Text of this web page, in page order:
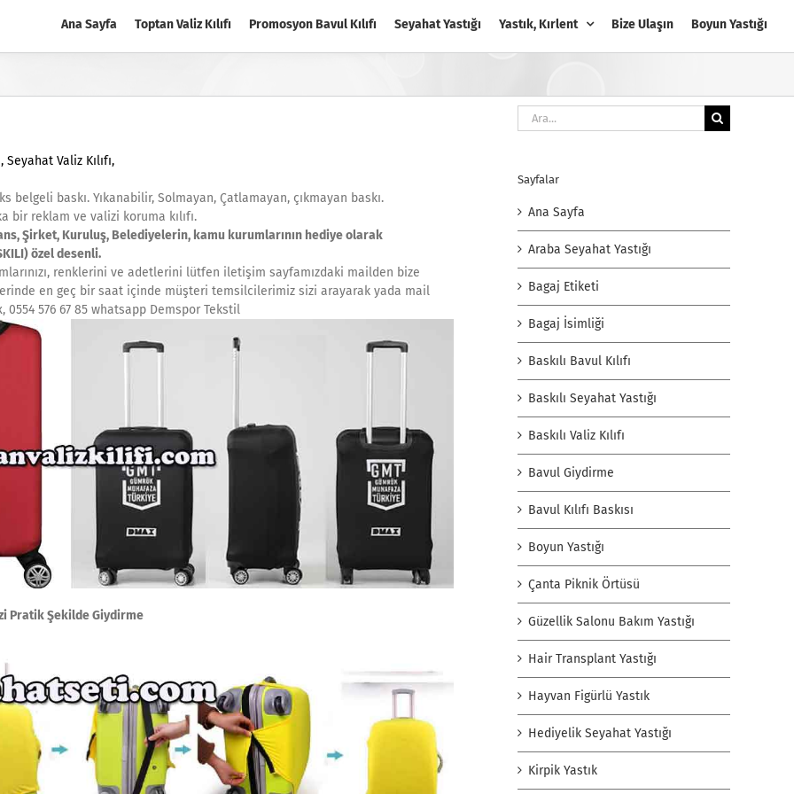
Ana Sayfa Toptan Valiz Kılıfı Promosyon Bavul Kılıfı Seyahat Yastığı Yastık, Kırlent Bize Ulaşın Boyun Yastığı
Seyahat Valiz Kılıfı,
belgeli baskı. Yıkanabilir, Solmayan, Çatlamayan, çıkmayan baskı.
bir reklam ve valizi koruma kılıfı.
Şirket, Kuruluş, Belediyelerin, kamu kurumlarının hediye olarak
özel desenli.
renklerini ve adetlerini lütfen iletişim sayfamızdaki mailden bize
en geç bir saat içinde müşteri temsilcilerimiz sizi arayarak yada mail
0554 576 67 85 whatsapp Demspor Tekstil
Pratik Şekilde Giydirme
Ara:
Sayfalar
Ana Sayfa
Araba Seyahat Yastığı
Bagaj Etiketi
Bagaj İsimliği
Baskılı Bavul Kılıfı
Baskılı Seyahat Yastığı
Baskılı Valiz Kılıfı
Bavul Giydirme
Bavul Kılıfı Baskısı
Boyun Yastığı
Çanta Piknik Örtüsü
Güzellik Salonu Bakım Yastığı
Hair Transplant Yastığı
Hayvan Figürlü Yastık
Hediyelik Seyahat Yastığı
Kirpik Yastık